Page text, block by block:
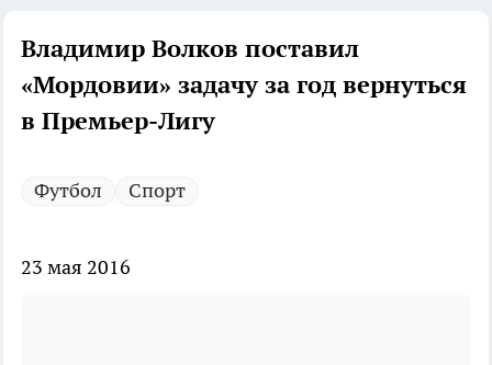
Владимир Волков поставил
«Мордовии» задачу за год вернуться
в Премьер-Лигу
Футбол Спорт
23 мая 2016